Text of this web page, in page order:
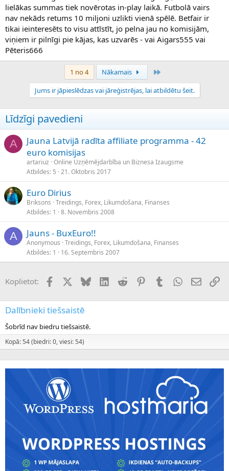
lielākas summas tiek novērotas in-play laikā. Futbolā vairs
nav nekāds retums 10 miljoni uzlikti vienā spēlē. Betfair ir
tikai ieinteresēts to visu attīstīt, jo pelna jau no komisijām,
viņiem ir pilnīgi pie kājas, kas uzvarēs - vai Aigars555 vai
Pēteris666
1 no 4 Nākamais
Jums ir jāpieslēdzas vai jāreģistrējas, lai atbildētu šeit.
Līdzīgi pavedieni
A
Jauna Latvijā radīta affiliate programma - 42
euro komisijas
artariuz Online Uzņēmējdarbība un Biznesa Izaugsme
Atbildes 5 21. Oktobris 2017
Euro Dirius
Briksons Treidings, Forex, Likumdošana, Finanses
Atbildes 1 8. Novembris 2008
A Jauns - BuxEuro!!
Anonymous Treidings, Forex, Likumdošana, Finanses
Atbildes 1 16. Septembris 2007
Koplietot: FacebookX (Twitter)
BlueskyLinkedInReddit PinterestTumblrWhatsApp
E-pasts
Dalībnieki tiešsaistē
Šobrīd nav biedru tiešsaistē.
Kopā: 54 (biedri: 0, viesi: 54)